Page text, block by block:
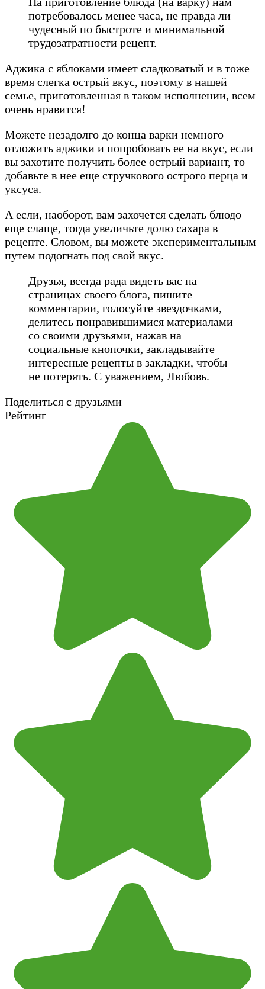
потребовалось менее часа, не правда ли
чудесный по быстроте и минимальной
трудозатратности рецепт.
Аджика с яблоками имеет сладковатый и в тоже
время слегка острый вкус, поэтому в нашей
семье, приготовленная в таком исполнении, всем
очень нравится!
Можете незадолго до конца варки немного
отложить аджики и попробовать ее на вкус, если
вы захотите получить более острый вариант, то
добавьте в нее еще стручкового острого перца и
уксуса.
А если, наоборот, вам захочется сделать блюдо
еще слаще, тогда увеличьте долю сахара в
рецепте. Словом, вы можете экспериментальным
путем подогнать под свой вкус.
Друзья, всегда рада видеть вас на
страницах своего блога, пишите
комментарии, голосуйте звездочками,
делитесь понравившимися материалами
со своими друзьями, нажав на
социальные кнопочки, закладывайте
интересные рецепты в закладки, чтобы
не потерять. С уважением, Любовь.
Поделиться с друзьями
Рейтинг